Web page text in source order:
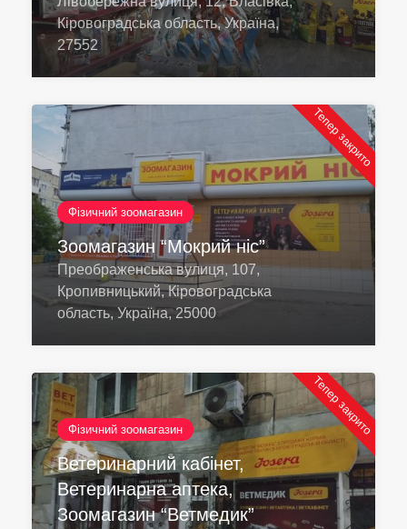
Кіровоградська область, Україна,
27552
Тепер закрито
Фізичний зоомагазин
Зоомагазин “Мокрий ніс”
Преображенська вулиця, 107,
Кропивницький, Кіровоградська
область, Україна, 25000
Тепер закрито
Фізичний зоомагазин
Ветеринарний кабінет,
Ветеринарна аптека,
Зоомагазин “Ветмедик”